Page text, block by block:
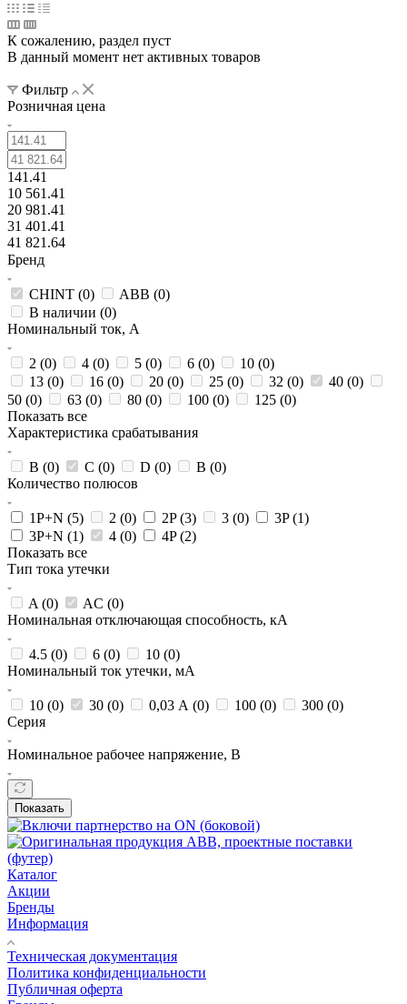
К сожалению, раздел пуст
В данный момент нет активных товаров
Фильтр
Розничная цена
141.41
10 561.41
20 981.41
31 401.41
41 821.64
Бренд
CHINT (0) ABB (0)
В наличии (0)
Номинальный ток, А
2 (0) 4 (0) 5 (0) 6 (0) 10 (0)
13 (0) 16 (0) 20 (0) 25 (0) 32 (0) 40 (0)
50 (0) 63 (0) 80 (0) 100 (0) 125 (0)
Показать все
Характеристика срабатывания
B (0) C (0) D (0) В (0)
Количество полюсов
1P+N (5) 2 (0) 2P (3) 3 (0) 3P (1)
3P+N (1) 4 (0) 4P (2)
Показать все
Тип тока утечки
A (0) AC (0)
Номинальная отключающая способность, кА
4.5 (0) 6 (0) 10 (0)
Номинальный ток утечки, мА
10 (0) 30 (0) 0,03 А (0) 100 (0) 300 (0)
Серия
Номинальное рабочее напряжение, В
Показать
Каталог
Акции
Бренды
Информация
Техническая документация
Политика конфиденциальности
Публичная оферта